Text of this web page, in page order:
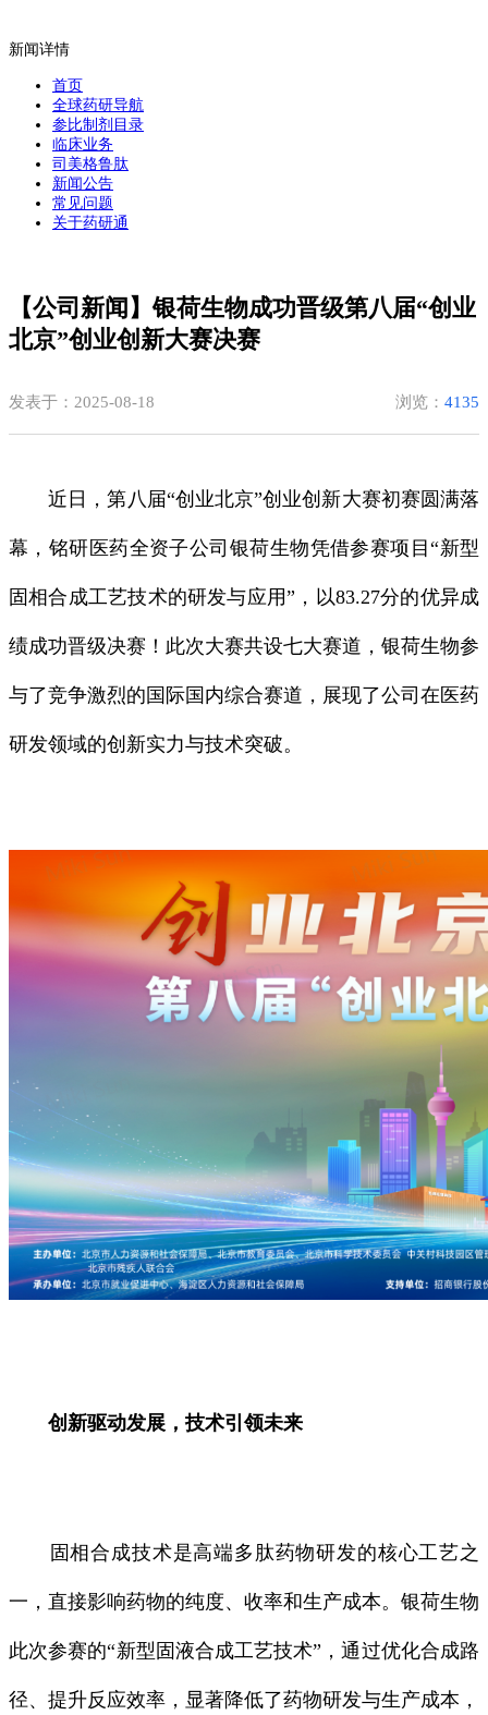
新闻详情
首页
全球药研导航
参比制剂目录
临床业务
司美格鲁肽
新闻公告
常见问题
关于药研通
【公司新闻】银荷生物成功晋级第八届“创业
北京”创业创新大赛决赛
发表于：2025-08-18 浏览： 4135
近日，第八届“创业北京”创业创新大赛初赛圆满落
幕，铭研医药全资子公司银荷生物凭借参赛项目“新型
固相合成工艺技术的研发与应用”，以83.27分的优异成
绩成功晋级决赛！此次大赛共设七大赛道，银荷生物参
与了竞争激烈的国际国内综合赛道，展现了公司在医药
研发领域的创新实力与技术突破。
创新驱动发展，技术引领未来
固相合成技术是高端多肽药物研发的核心工艺之
一，直接影响药物的纯度、收率和生产成本。银荷生物
此次参赛的“新型固液合成工艺技术”，通过优化合成路
径、提升反应效率，显著降低了药物研发与生产成本，